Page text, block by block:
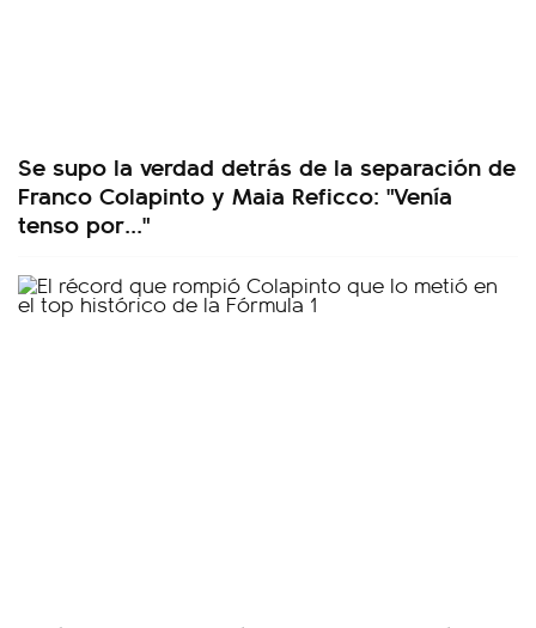
Se supo la verdad detrás de la separación de
Franco Colapinto y Maia Reficco: "Venía
tenso por..."